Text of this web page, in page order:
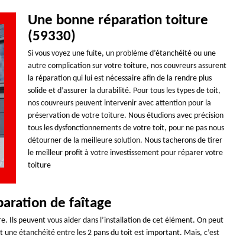
Une bonne réparation toiture
(59330)
Si vous voyez une fuite, un problème d’étanchéité ou une
autre complication sur votre toiture, nos couvreurs assurent
la réparation qui lui est nécessaire afin de la rendre plus
solide et d’assurer la durabilité. Pour tous les types de toit,
nos couvreurs peuvent intervenir avec attention pour la
préservation de votre toiture. Nous étudions avec précision
tous les dysfonctionnements de votre toit, pour ne pas nous
détourner de la meilleure solution. Nous tacherons de tirer
le meilleur profit à votre investissement pour réparer votre
toiture
de faîtage
Ils peuvent vous aider dans l’installation de cet élément. On peut
une étanchéité entre les 2 pans du toit est important. Mais, c’est